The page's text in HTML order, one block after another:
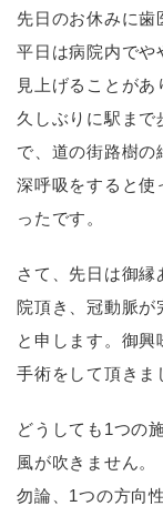
先日のお休みに歯
平日は病院内でや
見上げることがあ
久しぶりに駅ま
で、道の街路樹の
深呼吸をすると使
ったです。
さて、先日は御
院頂き、冠動脈が
と申します。御
手術をして頂きま
どうしても 1つの
風が吹きません。
勿論、 1つの方向